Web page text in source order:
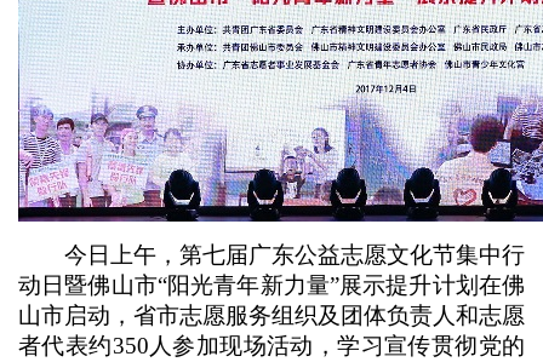
今日上午，第七届广东公益志愿文化节集中行
动日暨佛山市“阳光青年新力量”展示提升计划在佛
山市启动，省市志愿服务组织及团体负责人和志愿
者代表约350人参加现场活动，学习宣传贯彻党的